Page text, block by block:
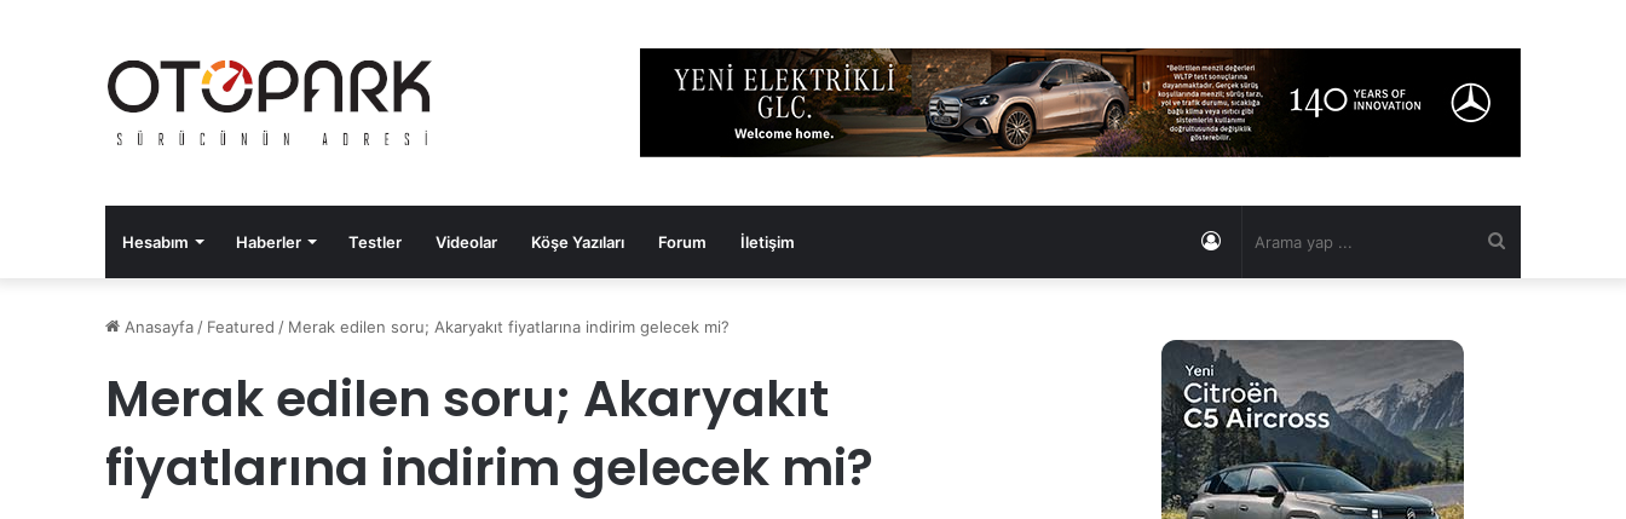
Hesabım Haberler Testler Videolar Köşe Yazıları Forum İletişim Kayıt
Anasayfa / Featured / Merak edilen soru; Akaryakıt fiyatlarına indirim gelecek mi?
Merak edilen soru; Akaryakıt
fiyatlarına indirim gelecek mi?